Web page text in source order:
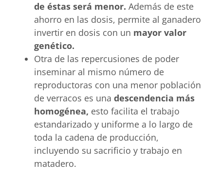
de éstas será menor. Además de este
ahorro en las dosis, permite al ganadero
invertir en dosis con un mayor valor
genético.
Otra de las repercusiones de poder
inseminar al mismo número de
reproductoras con una menor población
de verracos es una descendencia más
homogénea, esto facilita el trabajo
estandarizado y uniforme a lo largo de
toda la cadena de producción,
incluyendo su sacrificio y trabajo en
matadero.